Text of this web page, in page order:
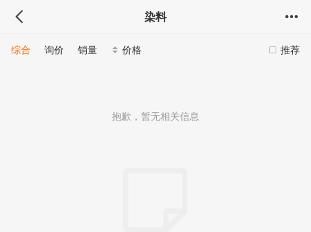
染料
推荐
综合 询价 销量 价格
抱歉，暂无相关信息